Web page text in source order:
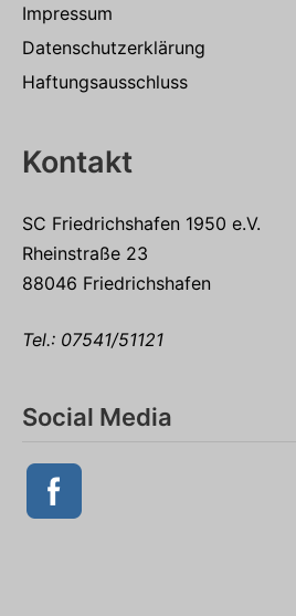
Impressum
Datenschutzerklärung
Haftungsausschluss
Kontakt
SC Friedrichshafen 1950 e.V.
Rheinstraße 23
88046 Friedrichshafen
Tel.: 07541/51121
Social Media